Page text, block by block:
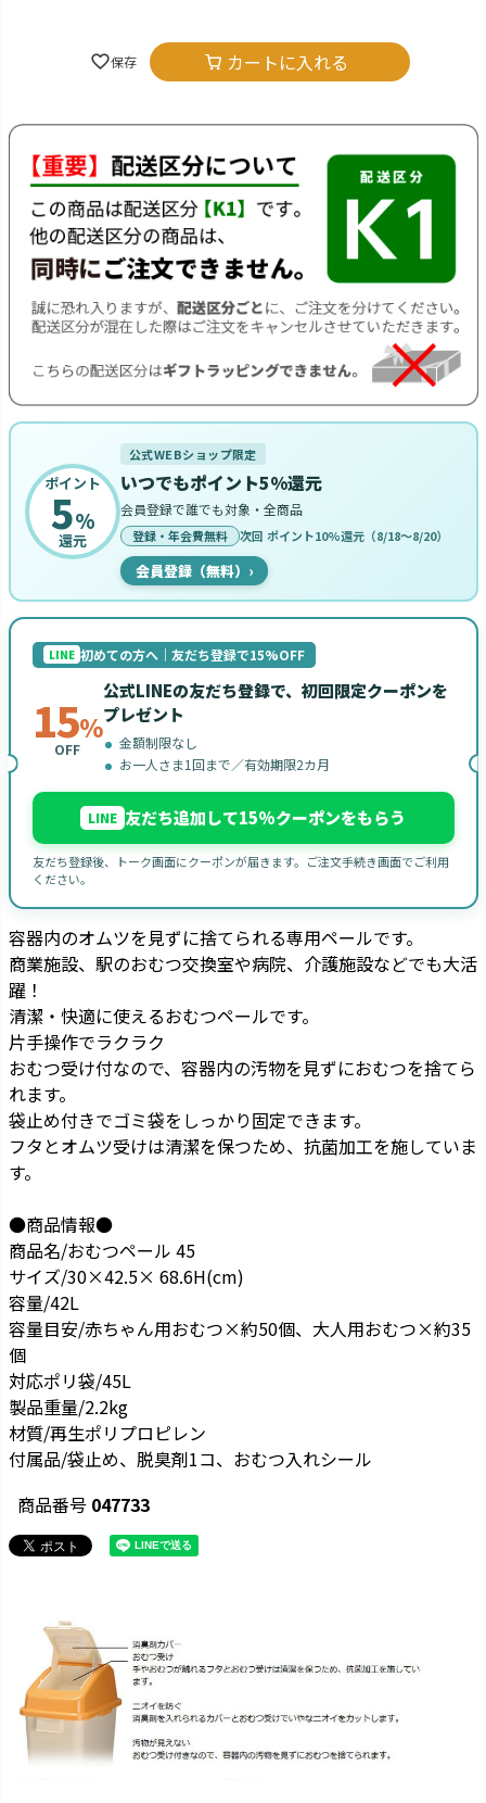
カートに入れる
ポイント
5%
還元
公式WEBショップ限定
いつでもポイント5%還元
会員登録で誰でも対象・全商品
登録・年会費無料 次回 ポイント10%還元（8/18〜8/20）
会員登録（無料） ›
LINE 初めての方へ｜友だち登録で15%OFF
15%
OFF
公式LINEの友だち登録で、初回限定クーポンを
プレゼント
金額制限なし
お一人さま1回まで／有効期限2カ月
LINE 友だち追加して15%クーポンをもらう
友だち登録後、トーク画面にクーポンが届きます。ご注文手続き画面でご利用
ください。
容器内のオムツを見ずに捨てられる専用ペールです。
商業施設、駅のおむつ交換室や病院、介護施設などでも大活
躍！
清潔・快適に使えるおむつペールです。
片手操作でラクラク
おむつ受け付なので、容器内の汚物を見ずにおむつを捨てら
れます。
袋止め付きでゴミ袋をしっかり固定できます。
フタとオムツ受けは清潔を保つため、抗菌加工を施していま
す。
●商品情報●
商品名/おむつペール 45
サイズ/30×42.5× 68.6H(cm)
容量/42L
容量目安/赤ちゃん用おむつ×約50個、大人用おむつ×約35
個
対応ポリ袋/45L
製品重量/2.2kg
材質/再生ポリプロピレン
付属品/袋止め、脱臭剤1コ、おむつ入れシール
商品番号 047733